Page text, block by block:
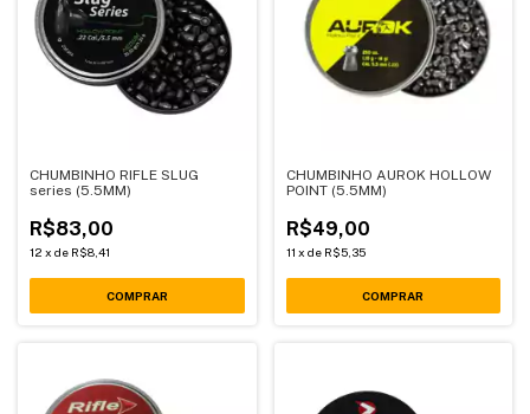
CHUMBINHO RIFLE SLUG
series (5.5MM)
R$83,00
12 x de R$8,41
COMPRAR
CHUMBINHO AUROK HOLLOW
POINT (5.5MM)
R$49,00
11 x de R$5,35